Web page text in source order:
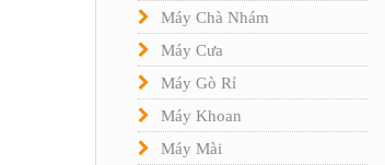
Máy Chà Nhám
Máy Cưa
Máy Gò Rỉ
Máy Khoan
Máy Mài